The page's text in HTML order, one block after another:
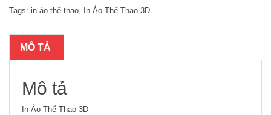
Tags: in áo thể thao, In Áo Thể Thao 3D
MÔ TẢ
Mô tả
In Áo Thể Thao 3D